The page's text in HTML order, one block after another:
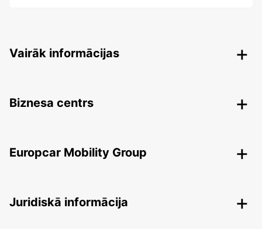
Vairāk informācijas
Biznesa centrs
Europcar Mobility Group
Juridiskā informācija